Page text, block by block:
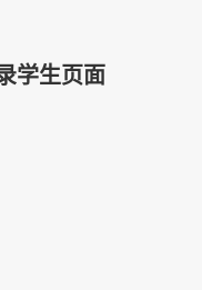
学生页面